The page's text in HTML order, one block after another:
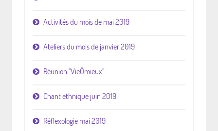
Activités du mois de mai 2019
Ateliers du mois de janvier 2019
Réunion "VieÔmieux"
Chant ethnique juin 2019
Réflexologie mai 2019